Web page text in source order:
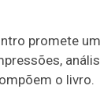
promete
o livro.